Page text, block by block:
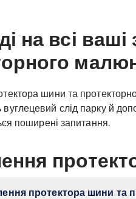
на всі
шини та
слід парку й
поширені запитання.
протектора шини та